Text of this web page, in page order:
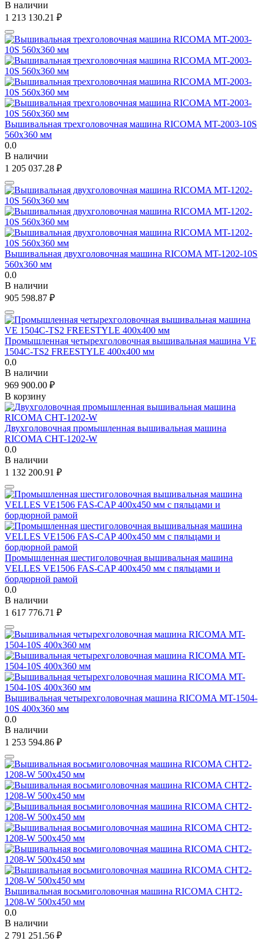
В наличии
1 213 130.21 ₽
Вышивальная трехголовочная машина RICOMA MT-2003-10S
560х360 мм
0.0
В наличии
1 205 037.28 ₽
Вышивальная двухголовочная машина RICOMA MT-1202-10S
560х360 мм
0.0
В наличии
905 598.87 ₽
Промышленная четырехголовочная вышивальная машина VE
1504C-TS2 FREESTYLE 400x400 мм
0.0
В наличии
969 900.00 ₽
В корзину
Двухголовочная промышленная вышивальная машина
RICOMA CHT-1202-W
0.0
В наличии
1 132 200.91 ₽
Промышленная шестиголовочная вышивальная машина
VELLES VE1506 FAS-CAP 400х450 мм c пяльцами и
бордюрной рамой
0.0
В наличии
1 617 776.71 ₽
Вышивальная четырехголовочная машина RICOMA MT-1504-
10S 400х360 мм
0.0
В наличии
1 253 594.86 ₽
Вышивальная восьмиголовочная машина RICOMA CHT2-
1208-W 500x450 мм
0.0
В наличии
2 791 251.56 ₽